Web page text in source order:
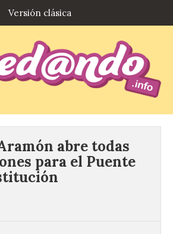
Versión clásica
abre todas
para el Puente